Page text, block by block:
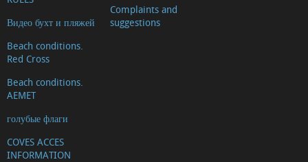
Видео бухт и пляжей
Beach conditions.
Red Cross
Beach conditions.
AEMET
голубые флаги
COVES ACCES
INFORMATION
Complaints and
suggestions